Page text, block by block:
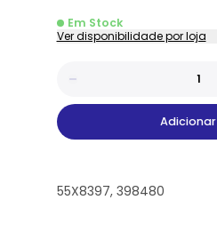
Em Stock
Ver disponibilidade por loja
Adicionar
55X8397, 398480